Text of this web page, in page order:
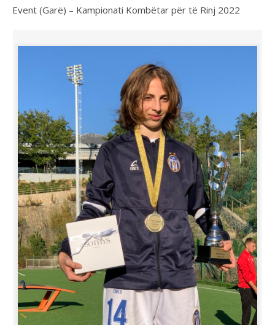
Event (Garë) – Kampionati Kombëtar për të Rinj 2022